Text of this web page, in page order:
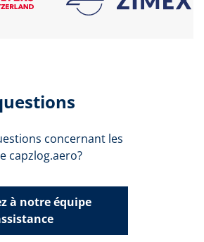
concernant les
capzlog.aero?
à notre équipe